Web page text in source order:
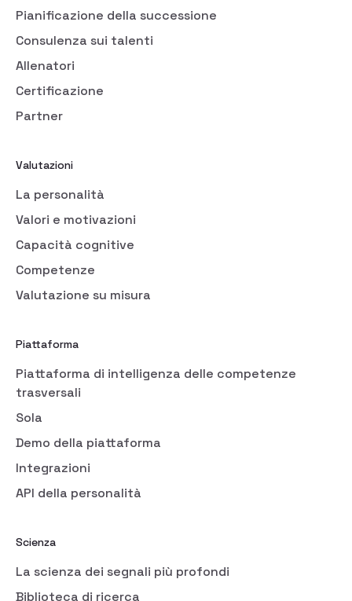
Pianificazione della successione
Consulenza sui talenti
Allenatori
Certificazione
Partner
Valutazioni
La personalità
Valori e motivazioni
Capacità cognitive
Competenze
Valutazione su misura
Piattaforma
Piattaforma di intelligenza delle competenze
trasversali
Sola
Demo della piattaforma
Integrazioni
API della personalità
Scienza
La scienza dei segnali più profondi
Biblioteca di ricerca